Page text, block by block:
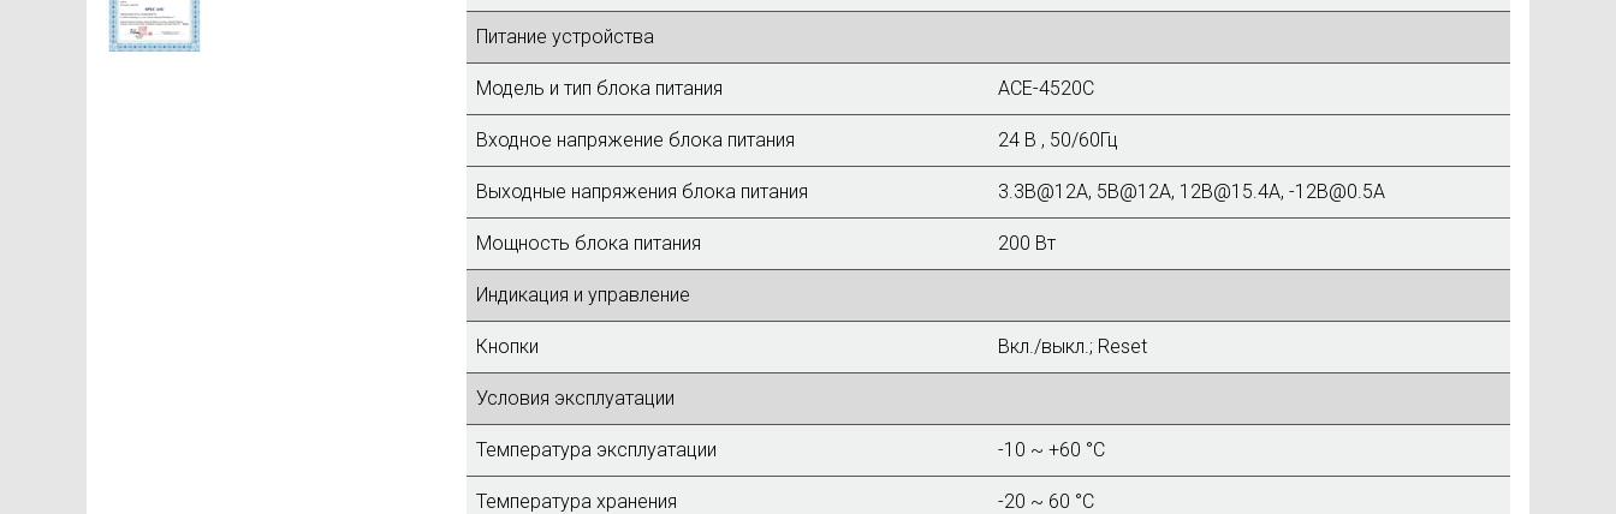
Питание устройства
Модель и тип блока питания ACE-4520C
Входное напряжение блока питания 24 В , 50/60Гц
Выходные напряжения блока питания 3.3В@12A, 5В@12A, 12В@15.4A, -12В@0.5A
Мощность блока питания 200 Вт
Индикация и управление
Кнопки Вкл./выкл.; Reset
Условия эксплуатации
Температура эксплуатации -10 ~ +60 °C
Температура хранения -20 ~ 60 °C